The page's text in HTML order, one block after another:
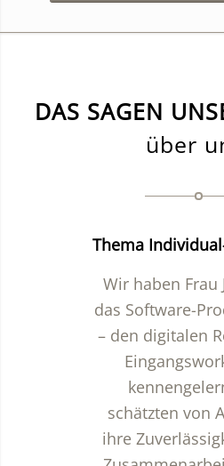
DAS SAGEN
über
Thema
Wir haben Frau
das Software-
– den digitalen
schätzten von
ihre